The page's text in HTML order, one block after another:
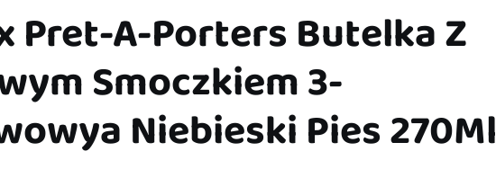
Pret-A-Porters Butelka Z
Smoczkiem 3-
Niebieski Pies 270Ml